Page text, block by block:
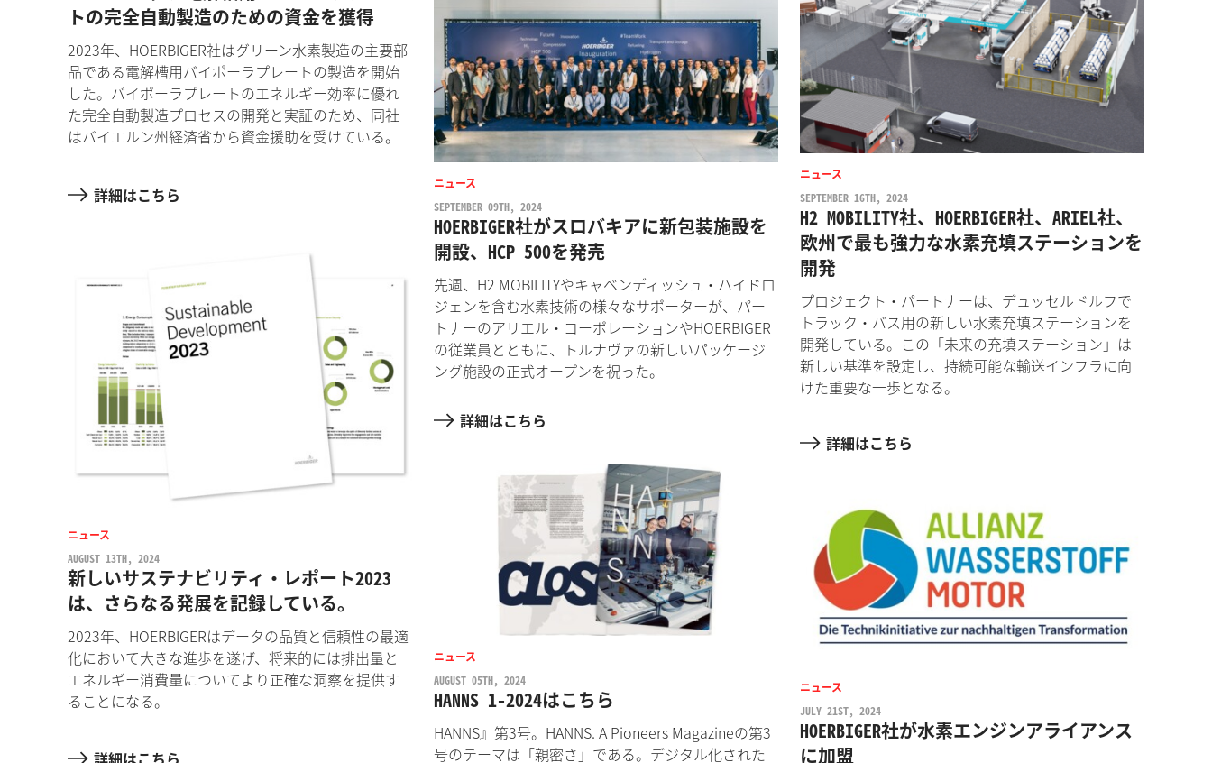
トの完全自動製造のための資金を獲得
2023年、HOERBIGER社はグリーン水素製造の主要部
品である電解槽用バイポーラプレートの製造を開始
した。バイポーラプレートのエネルギー効率に優れ
た完全自動製造プロセスの開発と実証のため、同社
はバイエルン州経済省から資金援助を受けている。
詳細はこちら
ニュース
SEPTEMBER 16TH, 2024
H2 MOBILITY社、HOERBIGER社、ARIEL社、
欧州で最も強力な水素充填ステーションを
開発
プロジェクト・パートナーは、デュッセルドルフで
トラック・バス用の新しい水素充填ステーションを
開発している。この「未来の充填ステーション」は
新しい基準を設定し、持続可能な輸送インフラに向
けた重要な一歩となる。
詳細はこちら
ニュース
SEPTEMBER 09TH, 2024
HOERBIGER社がスロバキアに新包装施設を
開設、HCP 500を発売
先週、H2 MOBILITYやキャベンディッシュ・ハイドロ
ジェンを含む水素技術の様々なサポーターが、パー
トナーのアリエル・コーポレーションやHOERBIGER
の従業員とともに、トルナヴァの新しいパッケージ
ング施設の正式オープンを祝った。
詳細はこちら
ニュース
AUGUST 13TH, 2024
新しいサステナビリティ・レポート2023
は、さらなる発展を記録している。
2023年、HOERBIGERはデータの品質と信頼性の最適
化において大きな進歩を遂げ、将来的には排出量と
エネルギー消費量についてより正確な洞察を提供す
ることになる。
ニュース
AUGUST 05TH, 2024
HANNS 1-2024はこちら
HANNS』第3号。HANNS. A Pioneers Magazineの第3
号のテーマは「親密さ」である。デジタル化された
ニュース
JULY 21ST, 2024
HOERBIGER社が水素エンジンアライアンス
に加盟